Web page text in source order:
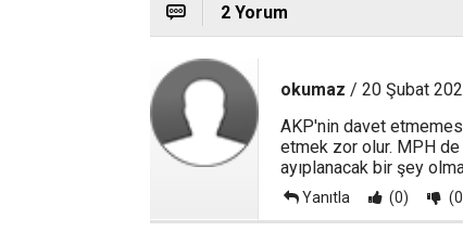
2 Yorum
okumaz / 20 Şubat
AKP'nin davet
etmek zor olur. MPH
ayıplanacak bir şey
Yanıtla (0)